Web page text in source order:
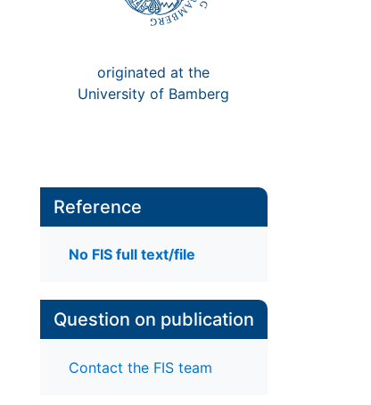
originated at the
University of Bamberg
Reference
No FIS full text/file
Question on publication
Contact the FIS team